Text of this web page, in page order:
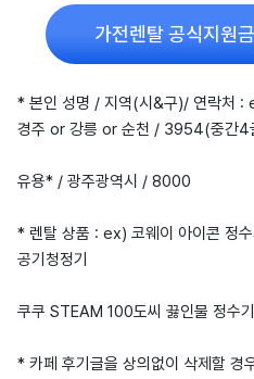
가전렌탈 공식지원
* 본인 성명 / 지역(시&구)/ 연락처
경주 or 강릉 or 순천 / 3954(중간4
유용* / 광주광역시 / 8000
* 렌탈 상품 : ex) 코웨이 아이콘 정
공기청정기
쿠쿠 STEAM 100도씨 끓인물 정수
* 카페 후기글을 상의없이 삭제할 경